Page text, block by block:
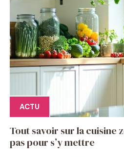
ACTU
Tout savoir sur la cuisine
pas pour s’y mettre